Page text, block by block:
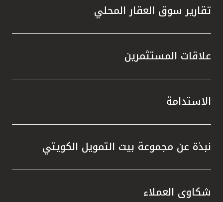
تقارير سوق العقار المحلي
علاقات المستثمرين
الاستدامة
نبذة عن مجموعة بيت التمويل الكويتي
شكاوى العملاء